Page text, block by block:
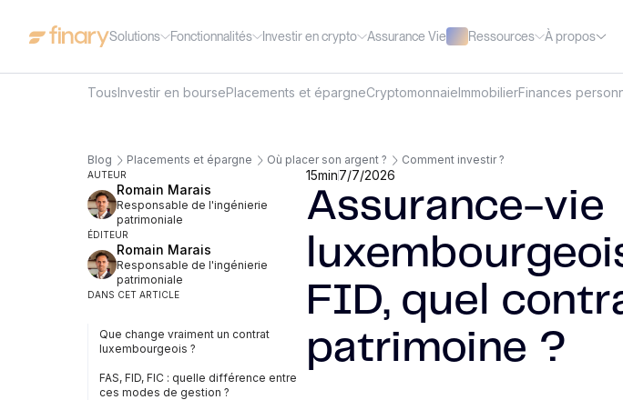
Solutions Fonctionnalités Investir en crypto Assurance Vie Ressources À propos
TousInvestir en boursePlacements et épargneCryptomonnaieImmobilierFinances
Blog Placements et épargne Où placer son argent ? Comment investir ?
AUTEUR
Romain Marais
Responsable de l'ingénierie
patrimoniale
ÉDITEUR
Romain Marais
Responsable de l'ingénierie
patrimoniale
DANS CET ARTICLE
Que change vraiment un contrat
luxembourgeois ?
FAS, FID, FIC : quelle différence entre
ces modes de gestion ?
15min7/7/2026
Assurance-vie
FID, quel
patrimoine ?